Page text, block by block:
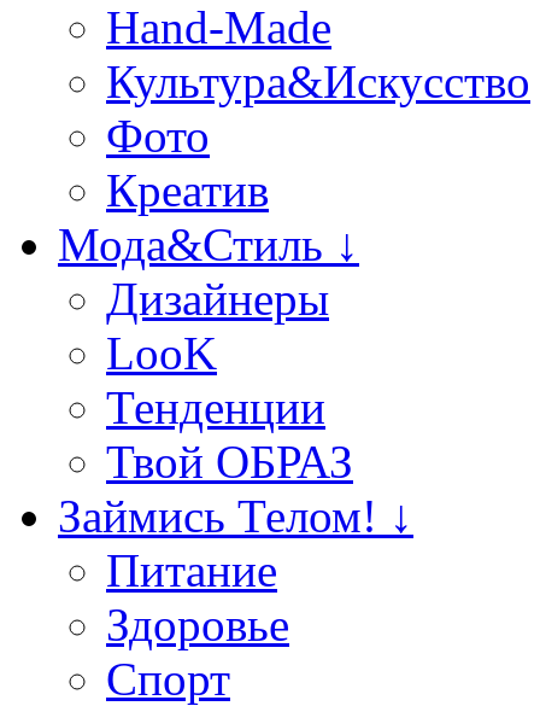
Hand-Made
Культура&Искусство
Фото
Креатив
Мода&Стиль ↓
Дизайнеры
LooK
Тенденции
Твой ОБРАЗ
Займись Телом! ↓
Питание
Здоровье
Спорт